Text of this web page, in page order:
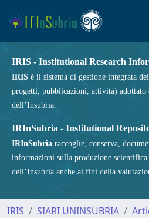
IRIS - Institutional Research
IRIS è il sistema di gestione integrata
progetti, pubblicazioni, attività)
dell’Insubria.
IRInSubria - Institutional
IRInSubria raccoglie, conserva,
informazioni sulla produzione
dell’Insubria anche ai fini della
IRIS SIARI UNINSUBRIA